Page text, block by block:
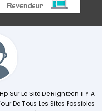
Super Compétente Qui
Concrète Et Détaillée Le